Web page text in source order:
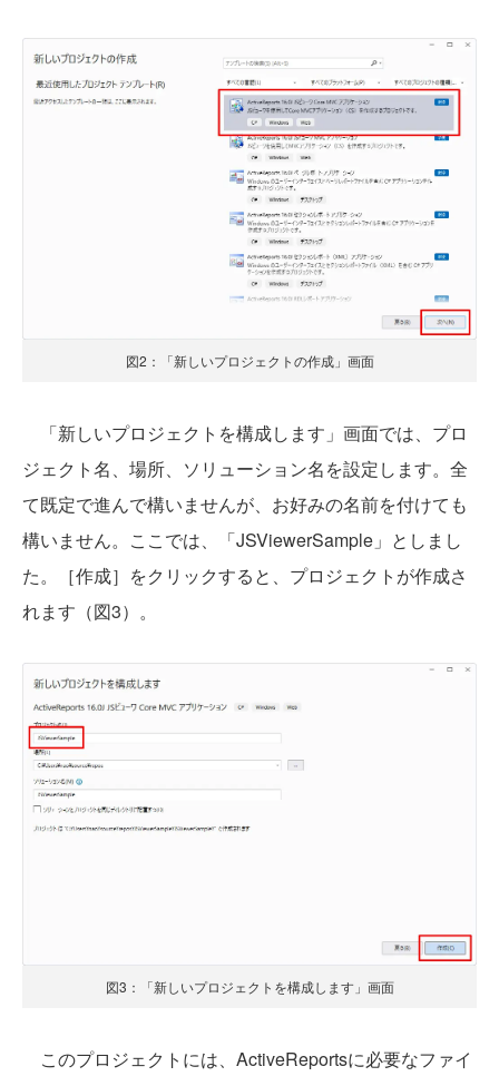
図2：「新しいプロジェクトの作成」画面
「新しいプロジェクトを構成します」画面では、プロ
ジェクト名、場所、ソリューション名を設定します。全
て既定で進んで構いませんが、お好みの名前を付けても
構いません。ここでは、「JSViewerSample」としまし
た。［作成］をクリックすると、プロジェクトが作成さ
れます（図3）。
図3：「新しいプロジェクトを構成します」画面
このプロジェクトには、ActiveReportsに必要なファイ